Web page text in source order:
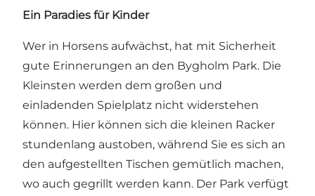
Ein Paradies für Kinder
Wer in Horsens aufwächst, hat mit Sicherheit
gute Erinnerungen an den Bygholm Park. Die
Kleinsten werden dem großen und
einladenden Spielplatz nicht widerstehen
können. Hier können sich die kleinen Racker
stundenlang austoben, während Sie es sich an
den aufgestellten Tischen gemütlich machen,
wo auch gegrillt werden kann. Der Park verfügt